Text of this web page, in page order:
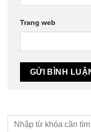
Trang web